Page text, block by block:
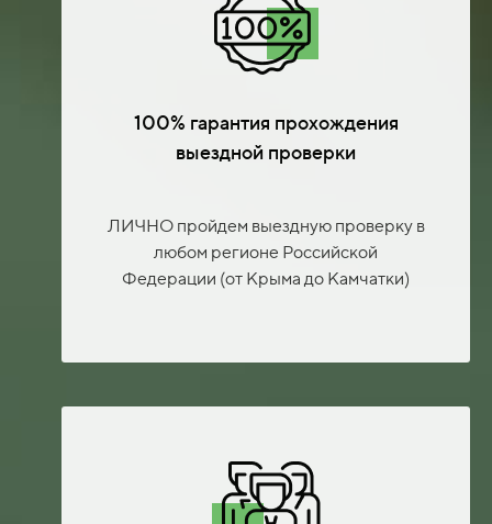
100% гарантия прохождения
выездной проверки
ЛИЧНО пройдем выездную проверку в
любом регионе Российской
Федерации (от Крыма до Камчатки)